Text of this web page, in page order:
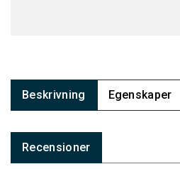
Beskrivning Egenskaper
Recensioner